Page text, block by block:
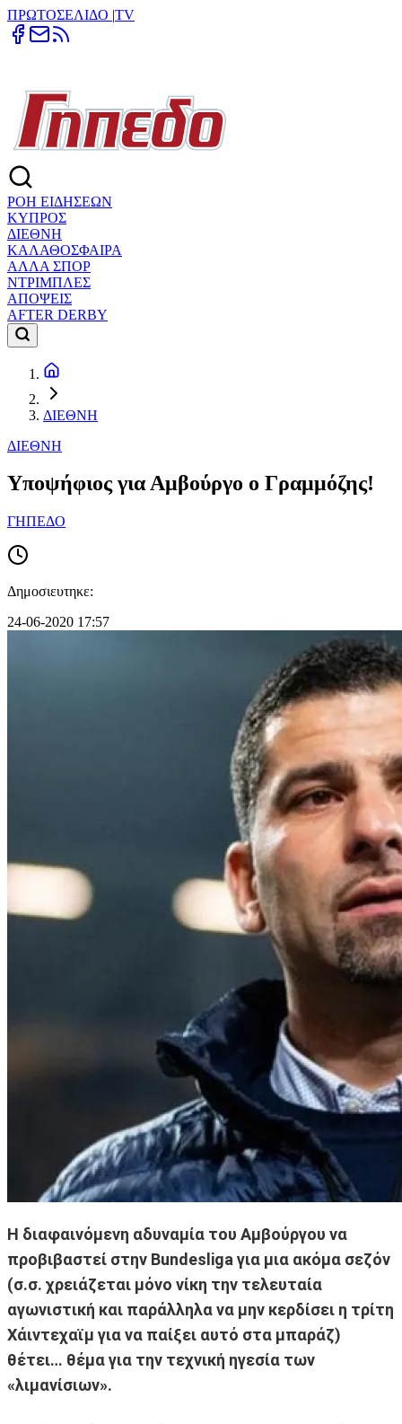
ΠΡΩΤΟΣΕΛΙΔΟ |TV
ΡΟΗ ΕΙΔΗΣΕΩΝ
ΚΥΠΡΟΣ
ΔΙΕΘΝΗ
ΚΑΛΑΘΟΣΦΑΙΡΑ
ΑΛΛΑ ΣΠΟΡ
ΝΤΡΙΜΠΛΕΣ
ΑΠΟΨΕΙΣ
AFTER DERBY
ΔΙΕΘΝΗ
ΔΙΕΘΝΗ
Υποψήφιος για Αμβούργο ο Γραμμόζης!
ΓΗΠΕΔΟ
Δημοσιευτηκε:
24-06-2020 17:57
Η διαφαινόμενη αδυναμία του Αμβούργου να
προβιβαστεί στην Bundesliga για μια ακόμα σεζόν
(σ.σ. χρειάζεται μόνο νίκη την τελευταία
αγωνιστική και παράλληλα να μην κερδίσει η τρίτη
Χάιντεχαϊμ για να παίξει αυτό στα μπαράζ)
θέτει… θέμα για την τεχνική ηγεσία των
«λιμανίσιων».